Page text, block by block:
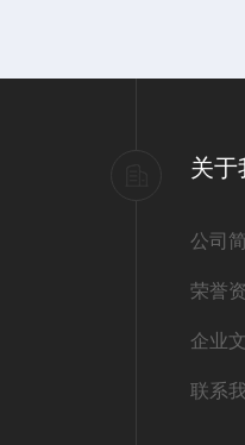
关于
公司
荣誉
企业
联系